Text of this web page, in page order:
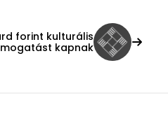
forint kulturális
kapnak